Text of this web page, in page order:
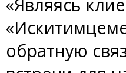
обратную